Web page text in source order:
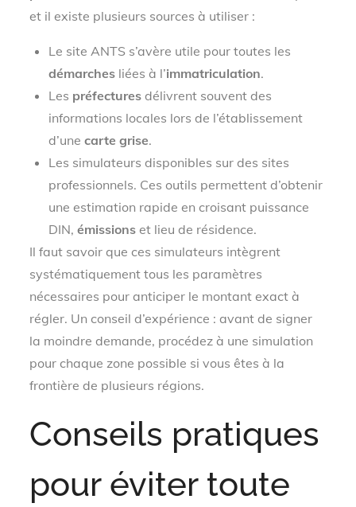
et il existe plusieurs sources à utiliser :
Le site ANTS s’avère utile pour toutes les
démarches liées à l’immatriculation.
Les préfectures délivrent souvent des
informations locales lors de l’établissement
d’unecarte grise.
Les simulateurs disponibles sur des sites
professionnels. Ces outils permettent d’obtenir
une estimation rapide en croisant puissance
DIN,émissions et lieu de résidence.
Il faut savoir que ces simulateurs intègrent
systématiquement tous les paramètres
nécessaires pour anticiper le montant exact à
régler. Un conseil d’expérience : avant de signer
la moindre demande, procédez à une simulation
pour chaque zone possible si vous êtes à la
frontière de plusieurs régions.
Conseils pratiques
pour éviter toute